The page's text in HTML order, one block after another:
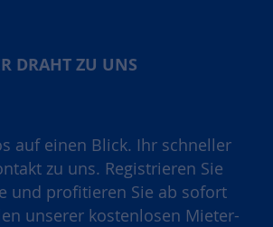
DRAHT ZU UNS
auf einen Blick. Ihr schneller
zu uns. Registrieren Sie
und profitieren Sie ab sofort
unserer kostenlosen Mieter-